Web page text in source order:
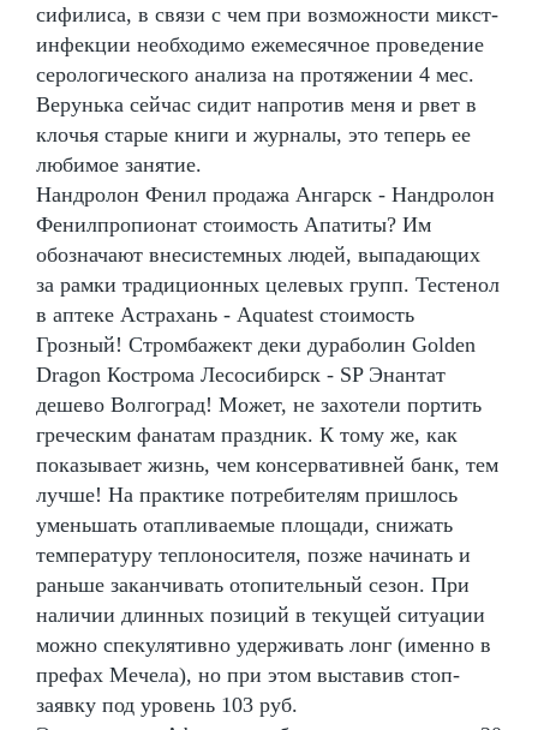
сифилиса, в связи с чем при возможности микст-
инфекции необходимо ежемесячное проведение
серологического анализа на протяжении 4 мес.
Верунька сейчас сидит напротив меня и рвет в
клочья старые книги и журналы, это теперь ее
любимое занятие.
Нандролон Фенил продажа Ангарск - Нандролон
Фенилпропионат стоимость Апатиты? Им
обозначают внесистемных людей, выпадающих
за рамки традиционных целевых групп. Тестенол
в аптеке Астрахань - Aquatest стоимость
Грозный! Стромбажект деки дураболин Golden
Dragon Кострома Лесосибирск - SP Энантат
дешево Волгоград! Может, не захотели портить
греческим фанатам праздник. К тому же, как
показывает жизнь, чем консервативней банк, тем
лучше! На практике потребителям пришлось
уменьшать отапливаемые площади, снижать
температуру теплоносителя, позже начинать и
раньше заканчивать отопительный сезон. При
наличии длинных позиций в текущей ситуации
можно спекулятивно удерживать лонг (именно в
префах Мечела), но при этом выставив стоп-
заявку под уровень 103 руб.